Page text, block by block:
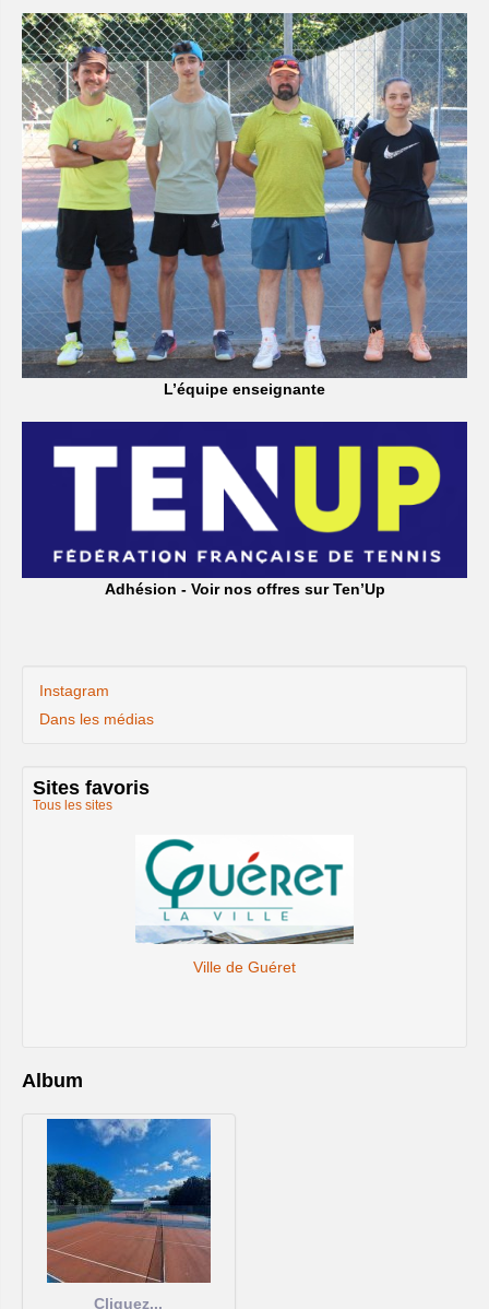
L’équipe enseignante
Adhésion - Voir nos offres sur Ten’Up
Instagram
Dans les médias
Sites favoris
Tous les sites
Le site de la Fédération Française de
Album
Cliquez...